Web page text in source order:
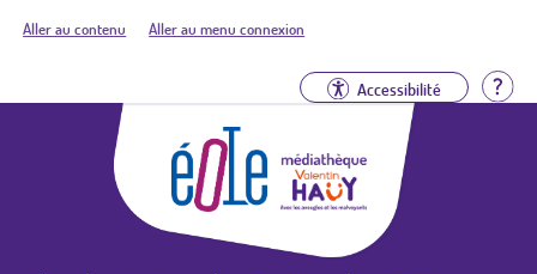
Aller au contenu Aller au menu connexion
Accessibilité